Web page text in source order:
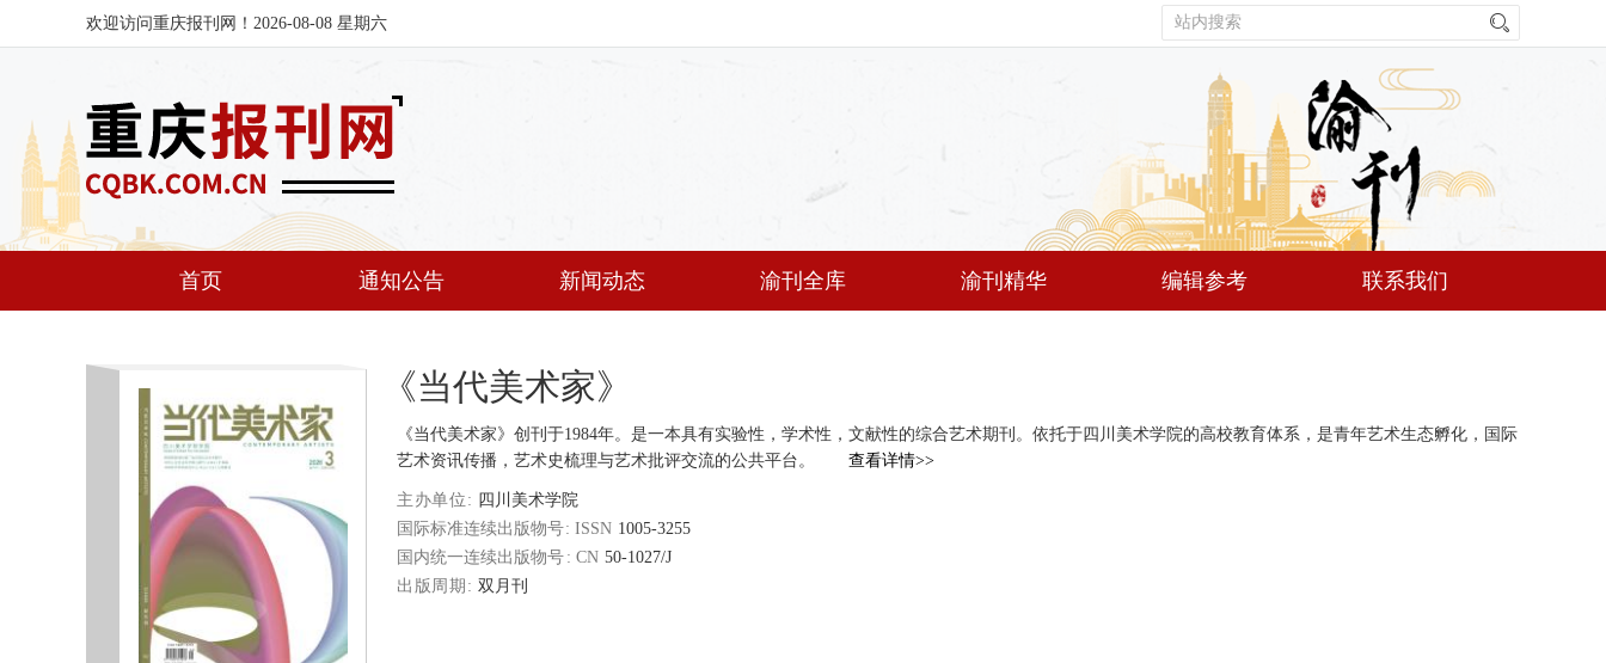
欢迎访问重庆报刊网！2026-08-08 星期六
首页 通知公告 新闻动态 渝刊全库 渝刊精华 编辑参考 联系我们
《当代美术家》
《当代美术家》创刊于1984年。是一本具有实验性，学术性，文献性的综合艺术期刊。依托于四川美术学院的高校教育体系，是青年艺术生态孵化，国际
艺术资讯传播，艺术史梳理与艺术批评交流的公共平台。
查看详情>>
主办单位
四川美术学院
国际标准连续出版物号
1005-3255
国内统一连续出版物号
50-1027/J
出版周期
双月刊